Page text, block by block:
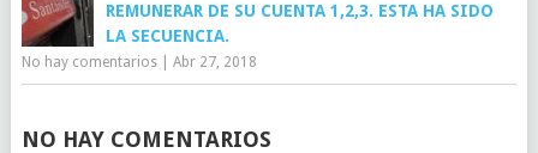
REMUNERAR DE SU CUENTA 1,2,3. ESTA HA SIDO
LA SECUENCIA.
No hay comentarios| Abr 27, 2018
NO HAY COMENTARIOS